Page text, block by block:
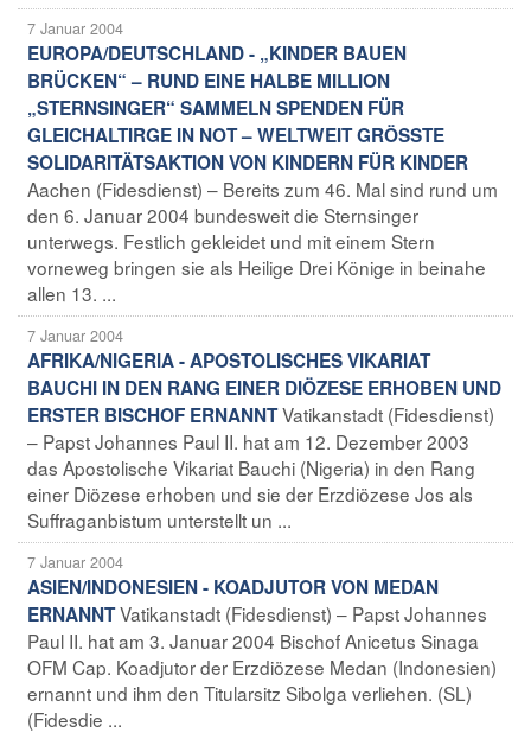
7 Januar 2004
EUROPA/DEUTSCHLAND - „KINDER BAUEN
BRÜCKEN“ – RUND EINE HALBE MILLION
„STERNSINGER“ SAMMELN SPENDEN FÜR
GLEICHALTIRGE IN NOT – WELTWEIT GRÖSSTE
SOLIDARITÄTSAKTION VON KINDERN FÜR KINDER
Aachen (Fidesdienst) – Bereits zum 46. Mal sind rund um
den 6. Januar 2004 bundesweit die Sternsinger
unterwegs. Festlich gekleidet und mit einem Stern
vorneweg bringen sie als Heilige Drei Könige in beinahe
allen 13. ...
7 Januar 2004
AFRIKA/NIGERIA - APOSTOLISCHES VIKARIAT
BAUCHI IN DEN RANG EINER DIÖZESE ERHOBEN UND
ERSTER BISCHOF ERNANNTVatikanstadt (Fidesdienst)
– Papst Johannes Paul II. hat am 12. Dezember 2003
das Apostolische Vikariat Bauchi (Nigeria) in den Rang
einer Diözese erhoben und sie der Erzdiözese Jos als
Suffraganbistum unterstellt un ...
7 Januar 2004
ASIEN/INDONESIEN - KOADJUTOR VON MEDAN
ERNANNTVatikanstadt (Fidesdienst) – Papst Johannes
Paul II. hat am 3. Januar 2004 Bischof Anicetus Sinaga
OFM Cap. Koadjutor der Erzdiözese Medan (Indonesien)
ernannt und ihm den Titularsitz Sibolga verliehen. (SL)
(Fidesdie ...